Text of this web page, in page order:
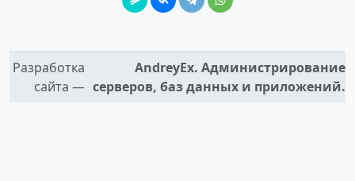
Разработка
сайта —
AndreyEx. Администрирование
серверов, баз данных и приложений.